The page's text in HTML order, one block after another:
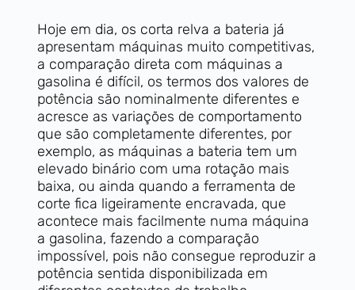
Hoje em dia, os corta relva a bateria já
apresentam máquinas muito competitivas,
a comparação direta com máquinas a
gasolina é difícil, os termos dos valores de
potência são nominalmente diferentes e
acresce as variações de comportamento
que são completamente diferentes, por
exemplo, as máquinas a bateria tem um
elevado binário com uma rotação mais
baixa, ou ainda quando a ferramenta de
corte fica ligeiramente encravada, que
acontece mais facilmente numa máquina
a gasolina, fazendo a comparação
impossível, pois não consegue reproduzir a
potência sentida disponibilizada em